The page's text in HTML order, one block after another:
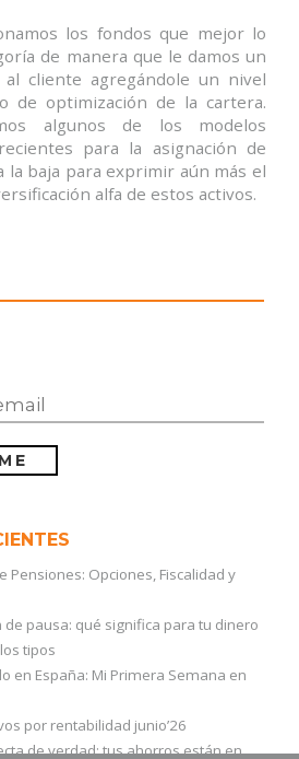
los fondos que mejor lo
de manera que le damos un
cliente agregándole un nivel
de optimización de la cartera.
algunos de los modelos
para la asignación de
la baja para exprimir aún más el
alfa de estos activos.
Pensiones: Opciones, Fiscalidad y
de pausa: qué significa para tu dinero
tipos
en España: Mi Primera Semana en
por rentabilidad junio’26
de verdad: tus ahorros están en